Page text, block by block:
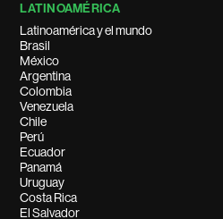
LATINOAMÉRICA
Latinoamérica y el mundo
Brasil
México
Argentina
Colombia
Venezuela
Chile
Perú
Ecuador
Panamá
Uruguay
Costa Rica
El Salvador